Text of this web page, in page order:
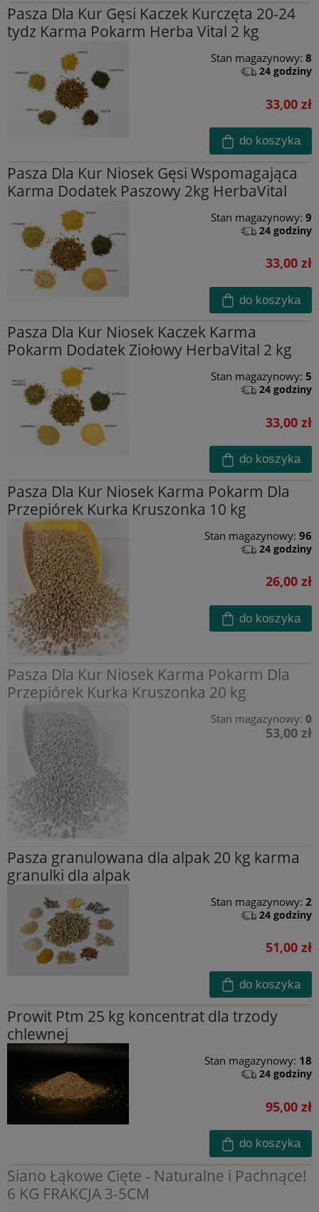
Pasza Dla Kur Gęsi Kaczek Kurczęta 20-24
tydz Karma Pokarm Herba Vital 2 kg
Stan magazynowy: 8
24 godziny
33,00 zł
do koszyka
Pasza Dla Kur Niosek Gęsi Wspomagająca
Karma Dodatek Paszowy 2kg HerbaVital
Stan magazynowy: 9
24 godziny
33,00 zł
do koszyka
Pasza Dla Kur Niosek Kaczek Karma
Pokarm Dodatek Ziołowy HerbaVital 2 kg
Stan magazynowy: 5
24 godziny
33,00 zł
do koszyka
Pasza Dla Kur Niosek Karma Pokarm Dla
Przepiórek Kurka Kruszonka 10 kg
Stan magazynowy: 96
24 godziny
26,00 zł
do koszyka
Pasza Dla Kur Niosek Karma Pokarm Dla
Przepiórek Kurka Kruszonka 20 kg
Stan magazynowy: 0
53,00 zł
Pasza granulowana dla alpak 20 kg karma
granulki dla alpak
Stan magazynowy: 2
24 godziny
51,00 zł
do koszyka
Prowit Ptm 25 kg koncentrat dla trzody
chlewnej
Stan magazynowy: 18
24 godziny
95,00 zł
do koszyka
Siano Łąkowe Cięte - Naturalne i Pachnące!
6 KG FRAKCJA 3-5CM